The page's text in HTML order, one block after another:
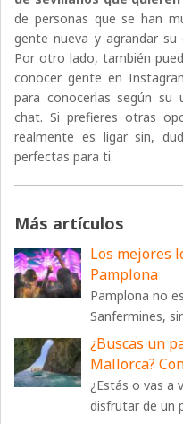
de personas que se han
gente nueva y agrandar
Por otro lado, también
conocer gente en
para conocerlas según su
chat. Si prefieres otras
realmente es ligar sin,
perfectas para ti.
Más artículos
Los mejores
Pamplona
Pamplona no
Sanfermines,
¿Buscas un
Mallorca?
¿Estás o vas a
disfrutar de un